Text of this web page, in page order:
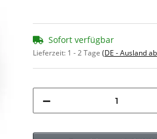
Sofort verfügbar
Lieferzeit: 1 - 2 Tage (DE - Ausland